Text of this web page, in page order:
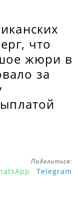
что
жюри в
за
Поделиться:
Telegram